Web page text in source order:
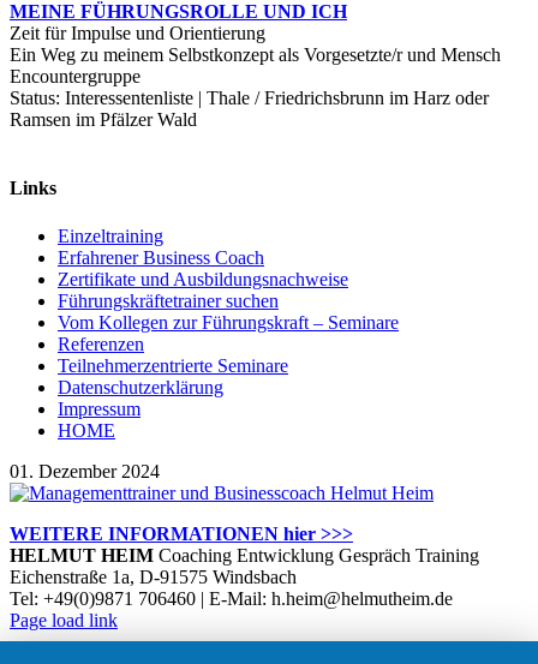
MEINE FÜHRUNGSROLLE UND ICH
Zeit für Impulse und Orientierung
Ein Weg zu meinem Selbstkonzept als Vorgesetzte/r und Mensch
Encountergruppe
Status: Interessentenliste | Thale / Friedrichsbrunn im Harz oder
Ramsen im Pfälzer Wald
Links
Einzeltraining
Erfahrener Business Coach
Zertifikate und Ausbildungsnachweise
Führungskräftetrainer suchen
Vom Kollegen zur Führungskraft – Seminare
Referenzen
Teilnehmerzentrierte Seminare
Datenschutzerklärung
Impressum
HOME
01. Dezember 2024
WEITERE INFORMATIONEN hier >>>
HELMUT HEIM Coaching Entwicklung Gespräch Training
Eichenstraße 1a, D-91575 Windsbach
Tel: +49(0)9871 706460 | E-Mail: h.heim@helmutheim.de
Twitter
Facebook
LinkedIn
Xing
Instagram
Page load link
Nach